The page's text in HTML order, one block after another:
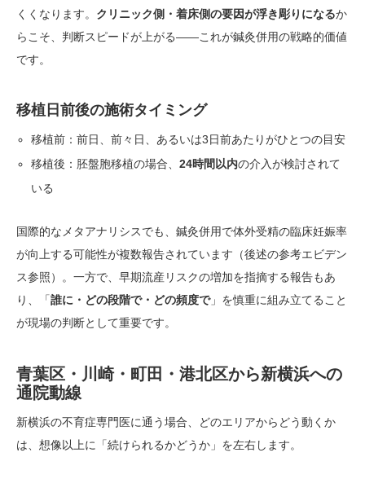
くくなります。 クリニック側・着床側の要因が浮き彫りになるか
らこそ、判断スピードが上がる——これが鍼灸併用の戦略的価値
です。
移植日前後の施術タイミング
移植前：前日、前々日、あるいは3日前あたりがひとつの目安
移植後：胚盤胞移植の場合、24時間以内の介入が検討されて
いる
国際的なメタアナリシスでも、鍼灸併用で体外受精の臨床妊娠率
が向上する可能性が複数報告されています（後述の参考エビデン
ス参照）。一方で、早期流産リスクの増加を指摘する報告もあ
り、「誰に・どの段階で・どの頻度で」を慎重に組み立てること
が現場の判断として重要です。
青葉区・川崎・町田・港北区から新横浜への
通院動線
新横浜の不育症専門医に通う場合、どのエリアからどう動くか
は、想像以上に「続けられるかどうか」を左右します。